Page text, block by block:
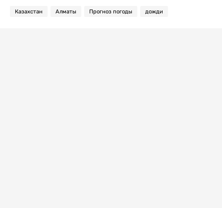
Казахстан Алматы Прогноз погоды дожди